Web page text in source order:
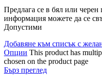
Предлага се в бял или
информация можете да се
Допустими
Добавяне към списък с
Опции This product has
chosen on the product page
Бърз преглед